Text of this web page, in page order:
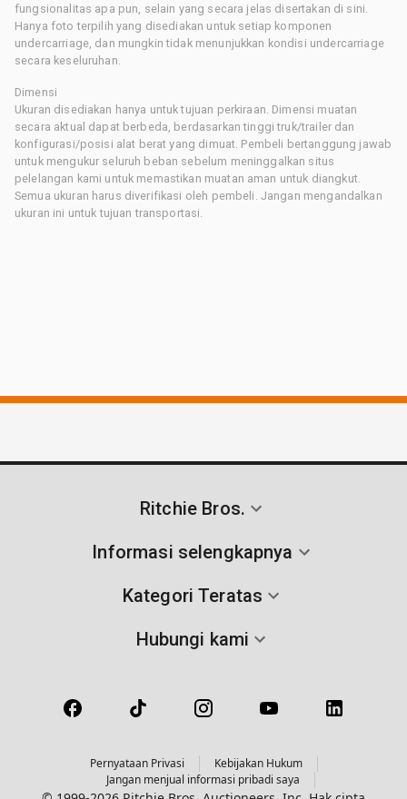
fungsionalitas apa pun, selain yang secara jelas disertakan di sini.
Hanya foto terpilih yang disediakan untuk setiap komponen
undercarriage, dan mungkin tidak menunjukkan kondisi undercarriage
secara keseluruhan.
Dimensi
Ukuran disediakan hanya untuk tujuan perkiraan. Dimensi muatan
secara aktual dapat berbeda, berdasarkan tinggi truk/trailer dan
konfigurasi/posisi alat berat yang dimuat. Pembeli bertanggung jawab
untuk mengukur seluruh beban sebelum meninggalkan situs
pelelangan kami untuk memastikan muatan aman untuk diangkut.
Semua ukuran harus diverifikasi oleh pembeli. Jangan mengandalkan
ukuran ini untuk tujuan transportasi.
Ritchie Bros.
Informasi selengkapnya
Kategori Teratas
Hubungi kami
Pernyataan Privasi
Kebijakan Hukum
Jangan menjual informasi pribadi saya